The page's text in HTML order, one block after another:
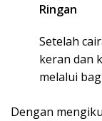
Ringan
Setelah
keran dan
melalui
Dengan